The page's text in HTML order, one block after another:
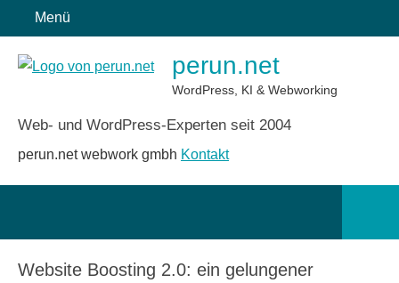
Inhalt
springen
Menü
perun.net
WordPress, KI & Webworking
Web- und WordPress-Experten seit 2004
perun.net webwork gmbh Kontakt
Website Boosting 2.0: ein gelungener